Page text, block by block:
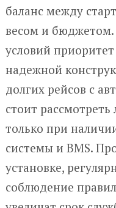
баланс между
весом и
условий
надежной
долгих рейсов с
стоит
только при
системы и BMS.
установке,
соблюдение